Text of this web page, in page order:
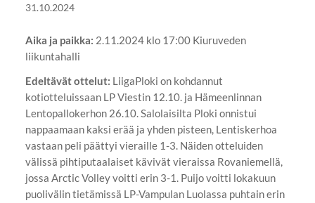
31.10.2024
Aika ja paikka: 2.11.2024 klo 17:00 Kiuruveden
liikuntahalli
Edeltävät ottelut: LiigaPloki on kohdannut
kotiotteluissaan LP Viestin 12.10. ja Hämeenlinnan
Lentopallokerhon 26.10. Salolaisilta Ploki onnistui
nappaamaan kaksi erää ja yhden pisteen, Lentiskerhoa
vastaan peli päättyi vieraille 1-3. Näiden otteluiden
välissä pihtiputaalaiset kävivät vieraissa Rovaniemellä,
jossa Arctic Volley voitti erin 3-1. Puijo voitti lokakuun
puolivälin tietämissä LP-Vampulan Luolassa puhtain erin